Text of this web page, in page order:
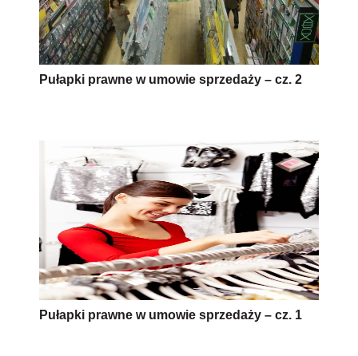
Pułapki prawne w umowie sprzedaży – cz. 2
Pułapki prawne w umowie sprzedaży – cz. 1